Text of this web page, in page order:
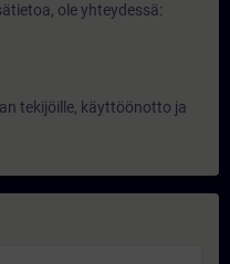
ole yhteydessä:
tekijöille, käyttöönotto ja